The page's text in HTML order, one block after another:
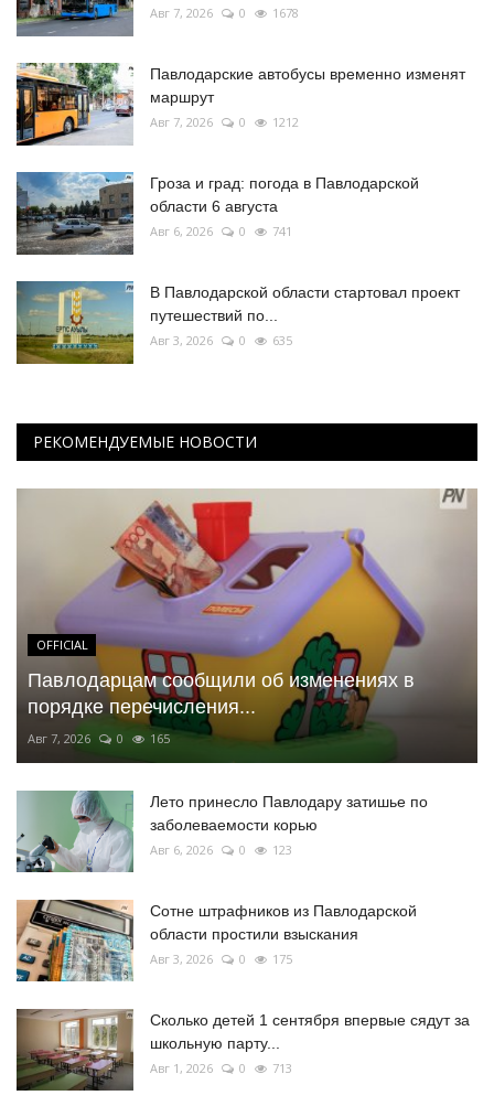
Авг 7, 2026 0 1678
Павлодарские автобусы временно изменят
маршрут
Авг 7, 2026 0 1212
Гроза и град: погода в Павлодарской
области 6 августа
Авг 6, 2026 0 741
В Павлодарской области стартовал проект
путешествий по...
Авг 3, 2026 0 635
РЕКОМЕНДУЕМЫЕ НОВОСТИ
OFFICIAL
Павлодарцам сообщили об изменениях в
порядке перечисления...
Авг 7, 2026 0 165
Лето принесло Павлодару затишье по
заболеваемости корью
Авг 6, 2026 0 123
Сотне штрафников из Павлодарской
области простили взыскания
Авг 3, 2026 0 175
Сколько детей 1 сентября впервые сядут за
школьную парту...
Авг 1, 2026 0 713